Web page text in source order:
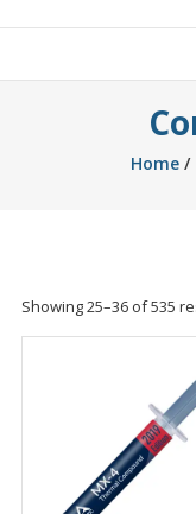
Home /
Showing 25–36 of 535